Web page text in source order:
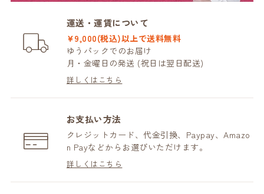
運送・運賃について
¥9,000(税込)以上で送料無料
ゆうパックでのお届け
月・金曜日の発送 (祝日は翌日配送)
詳しくはこちら
お支払い方法
クレジットカード、代金引換、Paypay、Amazo
n Payなどからお選びいただけます。
詳しくはこちら